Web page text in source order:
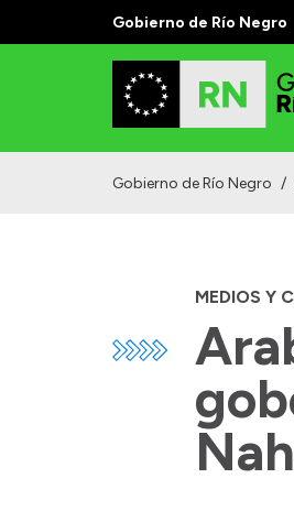
Gobierno de Río Negro
Gobierno de Río Negro /
MEDIOS Y